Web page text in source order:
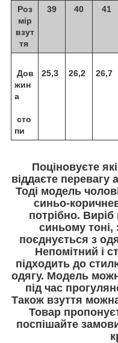
Роз
мір
взут
тя
39 40 41
Дов
жин
а
сто
пи
25,3 26,2 26,7
Поціновуєте
віддаєте перевагу
Тоді модель
синьо-
потрібно.
синьому
поєднується з
Непомітний і
підходить до
одягу. Модель
під час
Також взуття
Товар
поспішайте